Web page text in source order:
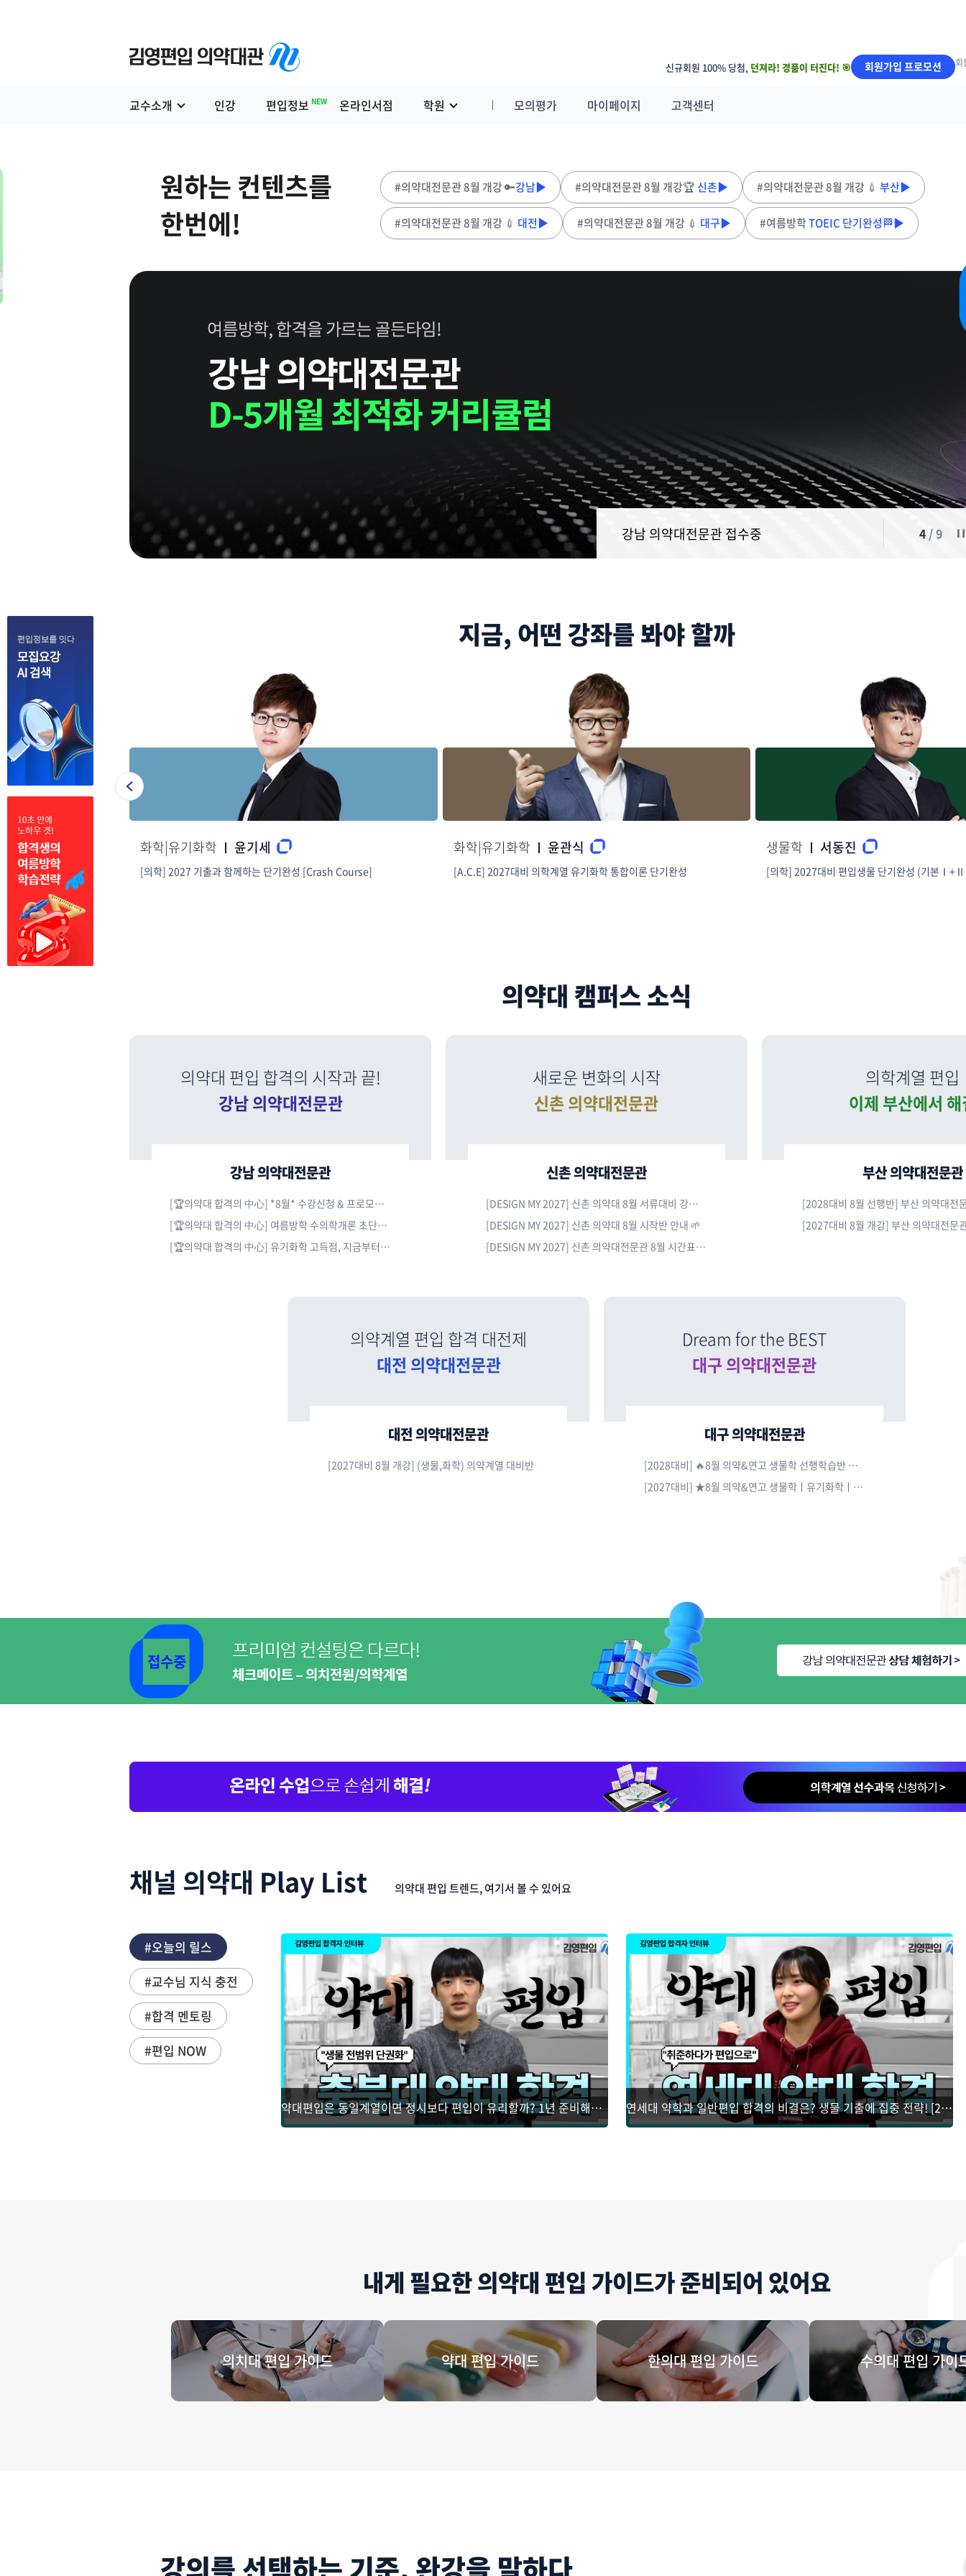
신규회원 100% 당첨, 던져라! 경품이 터진다! 🎯 회원가입 프로모션 회
교수소개 인강 편입정보 NEW 온라인서점 학원 모의평가 마이페이지 고객센터
원하는 컨텐츠를
한번에!
#의약대전문관 8월 개강 🔑강남▶ #의약대전문관 8월 개강🏆 신촌▶ #의약대전문관 8월 개강 💉부산▶
#의약대전문관 8월 개강 💉 대전▶ #의약대전문관 8월 개강 💉 대구▶ #여름방학TOEIC 단기완성🏁▶
신촌 의약대전문관 접수중 5 /9
지금, 어떤 강좌를 봐야 할까
화학|유기화학 윤기세
[의학] 2027 기출과 함께하는 단기완성 [Crash Course]
화학|유기화학 윤관식
[A.C.E] 2027대비 의학계열 유기화학 통합이론 단기완성
생물학 서동진
[의학] 2027대비 편입생물 단기완성 (기본Ⅰ+Ⅱ+Ⅲ)
의약대 캠퍼스 소식
의약대 편입 합격의 시작과 끝!
강남 의약대전문관
강남 의약대전문관
[🏆의약대 합격의 中心] *8월* 수강신청 & 프로모션 안내
[🏆의약대 합격의 中心] 여름방학 수의학개론 초단기 완성! A to Z
[🏆의약대 합격의 中心] 유기화학 고득점, 지금부터 준비해야 할 때!
새로운 변화의 시작
신촌 의약대전문관
신촌 의약대전문관
[DESIGN MY 2027] 신촌 의약대 8월 서류대비 강좌안내
[DESIGN MY 2027] 신촌 의약대 8월 시작반 안내 🌱
[DESIGN MY 2027] 신촌 의약대전문관 8월 시간표 안내
의학계열 편입
이제 부산에서
부산 의약대전문관
의약계열 편입 합격 대전제
대전 의약대전문관
대전 의약대전문관
[2027대비 8월 개강] (생물,화학) 의약계열 대비반
Dream fоr the BEST
대구 의약대전문관
대구 의약대전문관
[2028대비] 🔥8월 의약&연고 생물학 선행학습반 大개강🔥
[2027대비] ★8월 의약&연고 생물학ㅣ유기화학ㅣ일반화학 大개강★
접수중
채널 의약대 Play List 의약대 편입 트렌드, 여기서 볼 수 있어요
#오늘의 릴스
#교수님 지식 충전
#합격 멘토링
#편입 NOW
약대편입은 동일계열이면 정시보다 편입이 유리할까? 1년 준비해서 편입 8관왕 달성! [2026 합격생 인터뷰] 연세대 약학과 일반편입 합격의 비결은? 생물 기출에 집중 전략! [2026 합격생 인터뷰]
내게 필요한 의약대 편입 가이드가 준비되어 있어요
의치대 편입 가이드 약대 편입 가이드 한의대 편입 가이드 수의대 편입 가이